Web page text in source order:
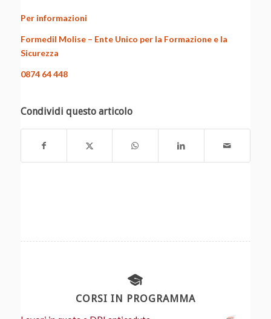
Per informazioni
Formedil Molise – Ente Unico per la Formazione e la
Sicurezza
0874 64 448
Condividi questo articolo
CORSI IN PROGRAMMA